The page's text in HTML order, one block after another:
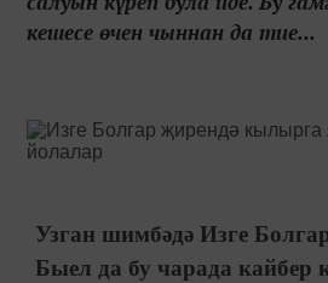
кешесе өчен чыннан да тие...
Узган шимбәдә Изге
Быел да бу чарада кайбер